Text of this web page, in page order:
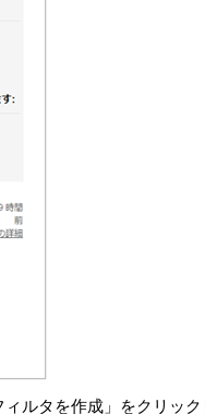
ルタを作成」をクリック